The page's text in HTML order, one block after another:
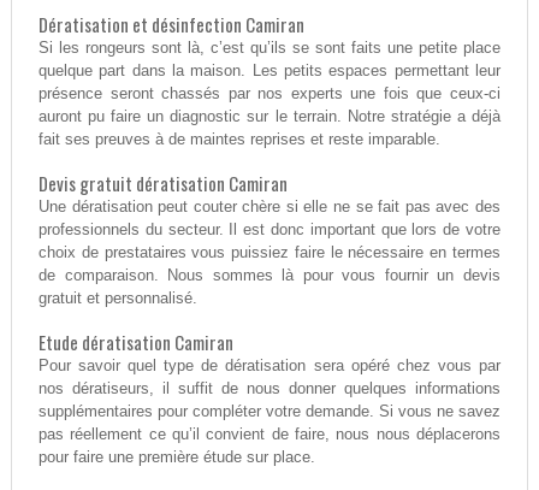
Dératisation et désinfection Camiran
Si les rongeurs sont là, c’est qu’ils se sont faits une petite place
quelque part dans la maison. Les petits espaces permettant leur
présence seront chassés par nos experts une fois que ceux-ci
auront pu faire un diagnostic sur le terrain. Notre stratégie a déjà
fait ses preuves à de maintes reprises et reste imparable.
Devis gratuit dératisation Camiran
Une dératisation peut couter chère si elle ne se fait pas avec des
professionnels du secteur. Il est donc important que lors de votre
choix de prestataires vous puissiez faire le nécessaire en termes
de comparaison. Nous sommes là pour vous fournir un devis
gratuit et personnalisé.
Etude dératisation Camiran
Pour savoir quel type de dératisation sera opéré chez vous par
nos dératiseurs, il suffit de nous donner quelques informations
supplémentaires pour compléter votre demande. Si vous ne savez
pas réellement ce qu’il convient de faire, nous nous déplacerons
pour faire une première étude sur place.